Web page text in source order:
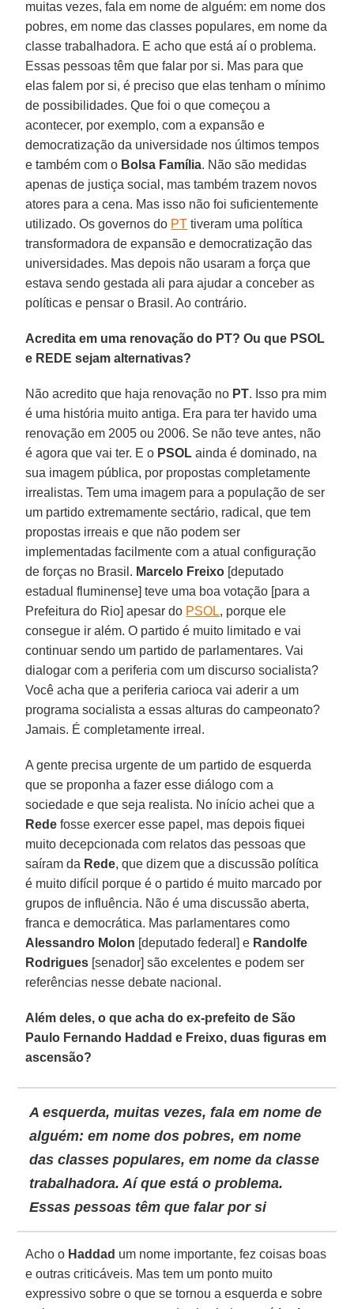
muitas vezes, fala em nome de alguém: em nome dos
pobres, em nome das classes populares, em nome da
classe trabalhadora. E acho que está aí o problema.
Essas pessoas têm que falar por si. Mas para que
elas falem por si, é preciso que elas tenham o mínimo
de possibilidades. Que foi o que começou a
acontecer, por exemplo, com a expansão e
democratização da universidade nos últimos tempos
e também com o Bolsa Família. Não são medidas
apenas de justiça social, mas também trazem novos
atores para a cena. Mas isso não foi suficientemente
utilizado. Os governos do PT tiveram uma política
transformadora de expansão e democratização das
universidades. Mas depois não usaram a força que
estava sendo gestada ali para ajudar a conceber as
políticas e pensar o Brasil. Ao contrário.
Acredita em uma renovação do PT? Ou que PSOL
e REDE sejam alternativas?
Não acredito que haja renovação no PT. Isso pra mim
é uma história muito antiga. Era para ter havido uma
renovação em 2005 ou 2006. Se não teve antes, não
é agora que vai ter. E o PSOL ainda é dominado, na
sua imagem pública, por propostas completamente
irrealistas. Tem uma imagem para a população de ser
um partido extremamente sectário, radical, que tem
propostas irreais e que não podem ser
implementadas facilmente com a atual configuração
de forças no Brasil. Marcelo Freixo [deputado
estadual fluminense] teve uma boa votação [para a
Prefeitura do Rio] apesar do PSOL, porque ele
consegue ir além. O partido é muito limitado e vai
continuar sendo um partido de parlamentares. Vai
dialogar com a periferia com um discurso socialista?
Você acha que a periferia carioca vai aderir a um
programa socialista a essas alturas do campeonato?
Jamais. É completamente irreal.
A gente precisa urgente de um partido de esquerda
que se proponha a fazer esse diálogo com a
sociedade e que seja realista. No início achei que a
Rede fosse exercer esse papel, mas depois fiquei
muito decepcionada com relatos das pessoas que
saíram da Rede, que dizem que a discussão política
é muito difícil porque é o partido é muito marcado por
grupos de influência. Não é uma discussão aberta,
franca e democrática. Mas parlamentares como
Alessandro Molon [deputado federal] e Randolfe
Rodrigues [senador] são excelentes e podem ser
referências nesse debate nacional.
Além deles, o que acha do ex-prefeito de São
Paulo Fernando Haddad e Freixo, duas figuras em
ascensão?
A esquerda, muitas vezes, fala em nome de
alguém: em nome dos pobres, em nome
das classes populares, em nome da classe
trabalhadora. Aí que está o problema.
Essas pessoas têm que falar por si
Acho o Haddad um nome importante, fez coisas boas
e outras criticáveis. Mas tem um ponto muito
expressivo sobre o que se tornou a esquerda e sobre